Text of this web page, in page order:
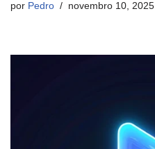
por Pedro novembro 10, 2025